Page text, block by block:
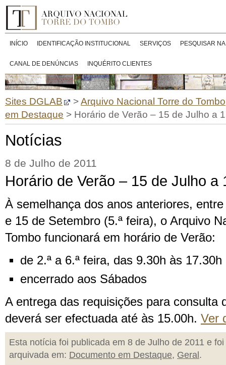
INÍCIO IDENTIFICAÇÃO INSTITUCIONAL SERVIÇOS PESQUISAR
CANAL DE DENÚNCIAS INQUÉRITO CLIENTES
Sites DGLAB >Arquivo Nacional Torre do Tombo
em Destaque > Horário de Verão – 15 de Julho a
Notícias
8 de Julho de 2011
Horário de Verão – 15 de Julho a
À semelhança dos anos anteriores,
e 15 de Setembro (5.ª feira), o Arquivo
Tombo funcionará em horário de Verão:
de 2.ª a 6.ª feira, das 9.30h às 17.30h
encerrado aos Sábados
A entrega das requisições para consulta
deverá ser efectuada até às 15.00h. Ver
Esta notícia foi publicada em 8 de Julho de 2011 e foi
arquivada em: Documento em Destaque, Geral .